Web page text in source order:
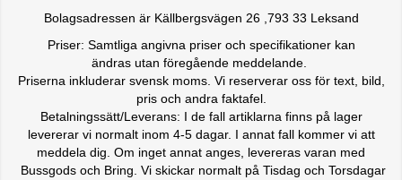
Bolagsadressen är Källbergsvägen 26 ,793 33 Leksand
Priser: Samtliga angivna priser och specifikationer kan
ändras utan föregående meddelande.
Priserna inkluderar svensk moms. Vi reserverar oss för text, bild,
pris och andra faktafel.
Betalningssätt/Leverans: I de fall artiklarna finns på lager
levererar vi normalt inom 4-5 dagar. I annat fall kommer vi att
meddela dig. Om inget annat anges, levereras varan med
Bussgods och Bring. Vi skickar normalt på Tisdag och Torsdagar